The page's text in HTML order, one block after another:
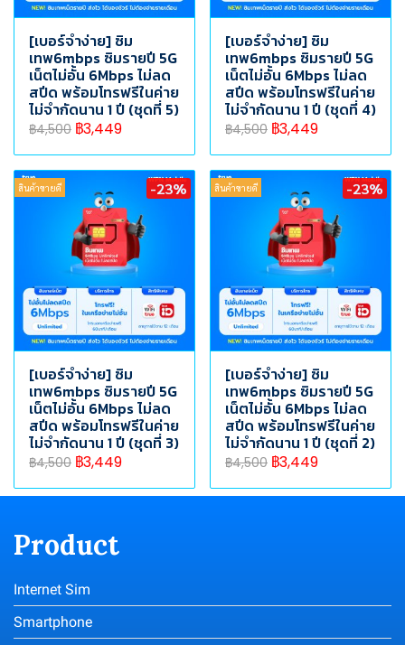
[เบอร์จำง่าย] ซิม
เทพ6mbps ซิมรายปี 5G
เน็ตไม่อั้น 6Mbps ไม่ลด
สปีด พร้อมโทรฟรีในค่าย
ไม่จำกัดนาน 1 ปี (ชุดที่ 5)
฿4,500 ฿3,449
[เบอร์จำง่าย] ซิม
เทพ6mbps ซิมรายปี 5G
เน็ตไม่อั้น 6Mbps ไม่ลด
สปีด พร้อมโทรฟรีในค่าย
ไม่จำกัดนาน 1 ปี (ชุดที่ 4)
฿4,500 ฿3,449
สินค้าขายดี -23%
[เบอร์จำง่าย] ซิม
เทพ6mbps ซิมรายปี 5G
เน็ตไม่อั้น 6Mbps ไม่ลด
สปีด พร้อมโทรฟรีในค่าย
ไม่จำกัดนาน 1 ปี (ชุดที่ 3)
฿4,500 ฿3,449
สินค้าขายดี -23%
[เบอร์จำง่าย] ซิม
เทพ6mbps ซิมรายปี 5G
เน็ตไม่อั้น 6Mbps ไม่ลด
สปีด พร้อมโทรฟรีในค่าย
ไม่จำกัดนาน 1 ปี (ชุดที่ 2)
฿4,500 ฿3,449
Product
Internet Sim
Smartphone